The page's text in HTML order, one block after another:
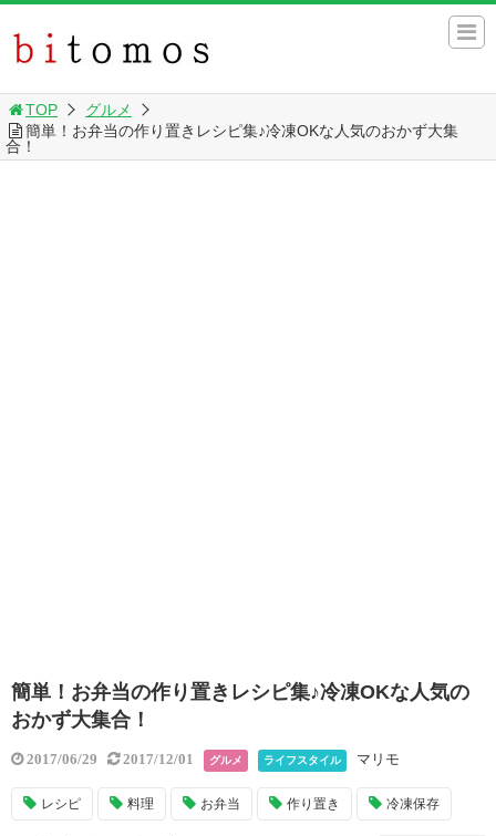
TOP
グルメ
簡単！お弁当の作り置きレシピ集♪冷凍OKな人気のおかず大集
合！
簡単！お弁当の作り置きレシピ集♪冷凍OKな人気の
おかず大集合！
2017/06/29 2017/12/01 グルメ ライフスタイル マリモ
レシピ 料理 お弁当 作り置き 冷凍保存